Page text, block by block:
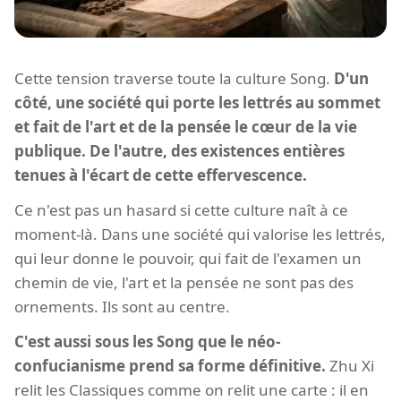
Cette tension traverse toute la culture Song. D'un
côté, une société qui porte les lettrés au sommet
et fait de l'art et de la pensée le cœur de la vie
publique. De l'autre, des existences entières
tenues à l'écart de cette effervescence.
Ce n'est pas un hasard si cette culture naît à ce
moment-là. Dans une société qui valorise les lettrés,
qui leur donne le pouvoir, qui fait de l'examen un
chemin de vie, l'art et la pensée ne sont pas des
ornements. Ils sont au centre.
C'est aussi sous les Song que le néo-
confucianisme prend sa forme définitive. Zhu Xi
relit les Classiques comme on relit une carte : il en